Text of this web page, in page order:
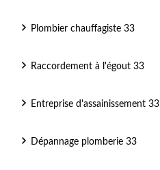
Plombier chauffagiste 33
Raccordement à l'égout 33
Entreprise d'assainissement 33
Dépannage plomberie 33